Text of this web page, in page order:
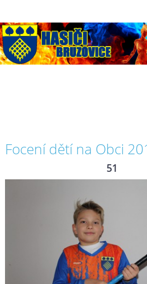
Focení dětí na Obci
51